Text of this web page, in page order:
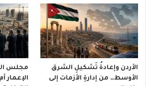
الأردن وإعادةُ تَشكيلِ الشرق
الأوسط… من إدارةِ الأزمات إلى
مجلس
الإعمار